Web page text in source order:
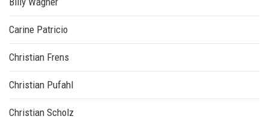
Carine Patricio
Christian Frens
Christian Pufahl
Christian Scholz